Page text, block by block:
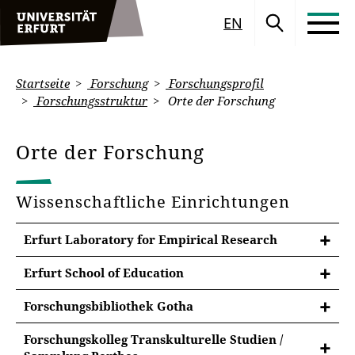
EN
Startseite Forschung
Forschungsprofil
Forschungsstruktur
Orte der Forschung
Orte der Forschung
Wissenschaftliche Einrichtungen
Erfurt Laboratory for Empirical Research
Erfurt School of Education
Die Erfurt School of Education ist seit 2006 die
zentrale wissenschaftliche Einrichtung, die die
Lehramtsausbildung an der Universität Erfurt
konzipiert, organisiert und die Schnittstellen zu den
Forschungsbibliothek Gotha
Die Forschungsbibliothek Gotha ist eine Bibliothek
zur Kultur- und Wissensgeschichte der Frühen
Forschungskolleg Transkulturelle Studien /